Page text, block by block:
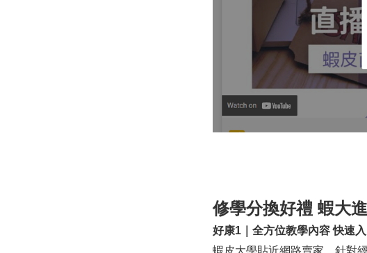
修學分換好禮 蝦大
好康1｜全方位教學內容 快速
蝦皮大學貼近網路賣家，針對